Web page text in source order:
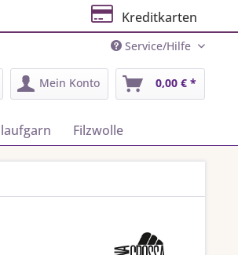
Kreditkarten
Service/Hilfe
Mein Konto 0,00 € *
Filzwolle